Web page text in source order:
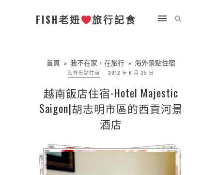
FISH老妞 旅行記食
首頁 » 我不在家，在旅行 » 海外景點住宿
海外景點住宿
2012 年 6 月 25 日
越南飯店住宿-Hotel Majestic
Saigon|胡志明市區的西貢河景
酒店